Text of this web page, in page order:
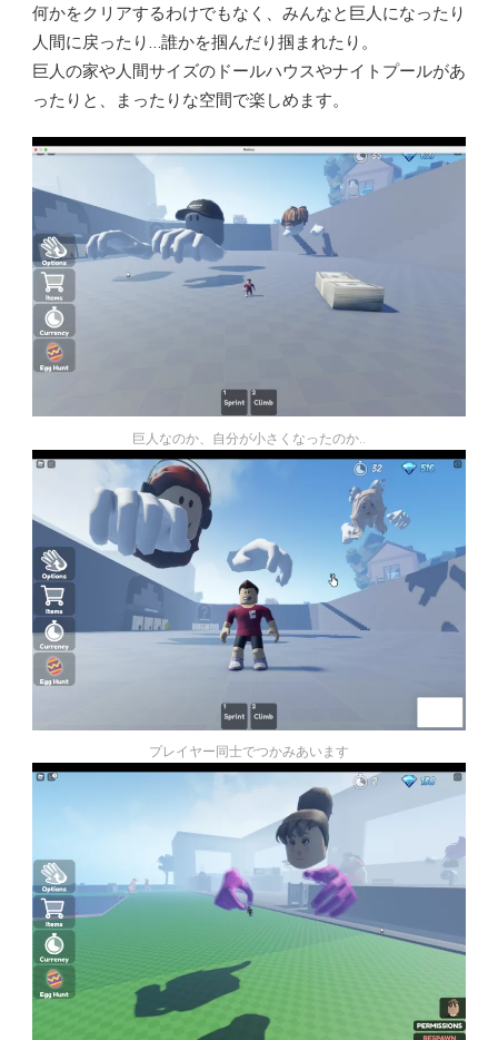
何かをクリアするわけでもなく、みんなと巨人になったり
人間に戻ったり…誰かを掴んだり掴まれたり。
巨人の家や人間サイズのドールハウスやナイトプールがあ
ったりと、まったりな空間で楽しめます。
巨人なのか、自分が小さくなったのか..
プレイヤー同士でつかみあいます